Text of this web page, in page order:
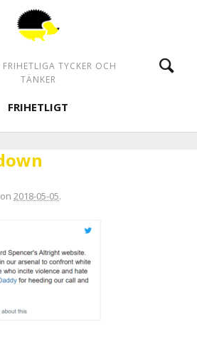
FRIHETLIGA TYCKER OCH
TÄNKER
FRIHETLIGT
2018-05-05.